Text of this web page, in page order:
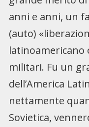
anni e anni, un
(auto)
militari. Fu un
dell’America
nettamente
Sovietica,